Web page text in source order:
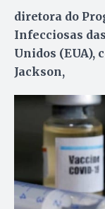
diretora do
Infecciosas
Unidos (EUA),
Jackson,